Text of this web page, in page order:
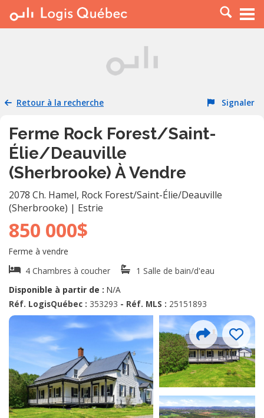
À LOUER
PLACER UNE ANNONCE
RESSOURCES
Retour à la recherche Signaler
Ferme Rock Forest/Saint-
Élie/Deauville
(Sherbrooke) À Vendre
2078 Ch. Hamel, Rock Forest/Saint-Élie/Deauville
(Sherbrooke) | Estrie
850 000$
Ferme à vendre
4 Chambres à coucher
1 Salle de bain/d'eau
Disponible à partir de : N/A
Réf. LogisQuébec : 353293 - Réf. MLS : 25151893